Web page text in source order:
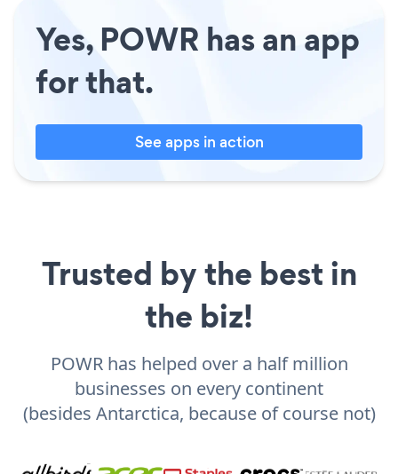
Yes, POWR has an app
for that.
See apps in action
Trusted by the best in
the biz!
POWR has helped over a half million
businesses on every continent
(besides Antarctica, because of course not)